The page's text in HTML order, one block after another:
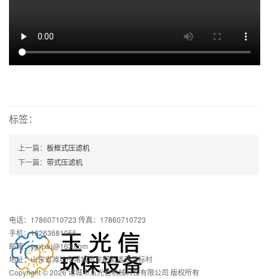
标签：
上一篇： 板框式压滤机
下一篇： 带式压滤机
电话：17860710723 传真：17860710723
手机：18263681055
邮箱：ygxjxkj@163.com
地址：山东省潍坊市诸城市龙都街道西吕标村
Copyright © 2026 诸城市玉光信机械科技有限公司 版权所有